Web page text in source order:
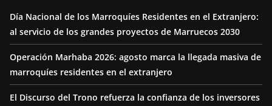
Día Nacional de los Marroquíes Residentes en el Extranjero:
al servicio de los grandes proyectos de Marruecos 2030
Operación Marhaba 2026: agosto marca la llegada masiva de
marroquíes residentes en el extranjero
El Discurso del Trono refuerza la confianza de los inversores